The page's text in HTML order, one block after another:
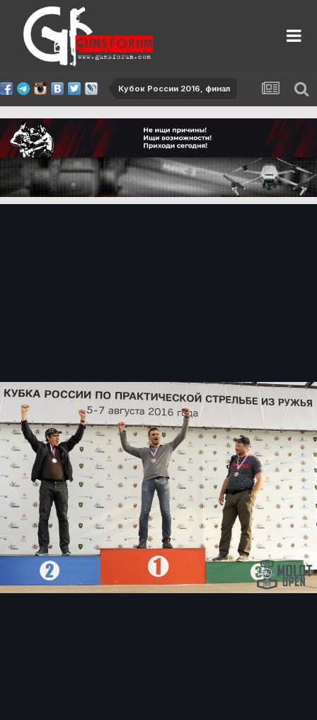
Кубок России 2016, финал